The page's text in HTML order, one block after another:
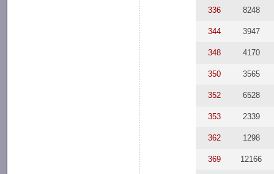
336 8248
344 3947
348 4170
350 3565
352 6528
353 2339
362 1298
369 12166